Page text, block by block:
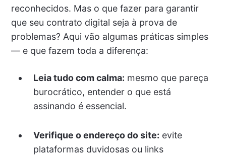
reconhecidos. Mas o que fazer para garantir
que seu contrato digital seja à prova de
problemas? Aqui vão algumas práticas simples
— e que fazem toda a diferença:
Leia tudo com calma: mesmo que pareça
burocrático, entender o que está
assinando é essencial.
Verifique o endereço do site: evite
plataformas duvidosas ou links